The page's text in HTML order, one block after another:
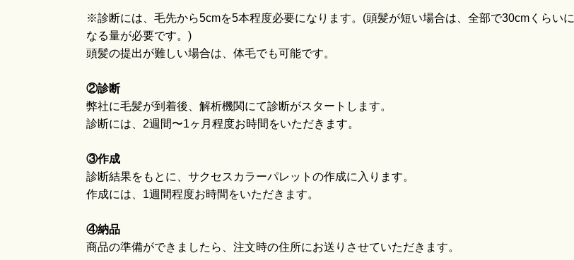
※診断には、毛先から5cmを5本程度必要になります。(頭髪が短い場合は、全部で30cmくらいに
なる量が必要です。)
頭髪の提出が難しい場合は、体毛でも可能です。
②診断
弊社に毛髪が到着後、解析機関にて診断がスタートします。
診断には、2週間〜1ヶ月程度お時間をいただきます。
③作成
診断結果をもとに、サクセスカラーパレットの作成に入ります。
作成には、1週間程度お時間をいただきます。
④納品
商品の準備ができましたら、注文時の住所にお送りさせていただきます。